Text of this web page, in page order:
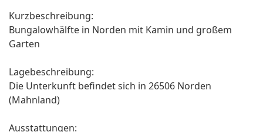
Kurzbeschreibung:
Bungalowhälfte in Norden mit Kamin und großem
Garten
Lagebeschreibung:
Die Unterkunft befindet sich in 26506 Norden
(Mahnland)
Ausstattungen: